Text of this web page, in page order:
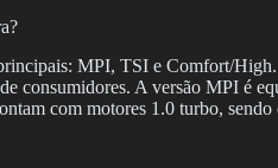
MPI, TSI e Comfort/
consumidores. A versão MPI é
com motores 1.0 turbo, sendo